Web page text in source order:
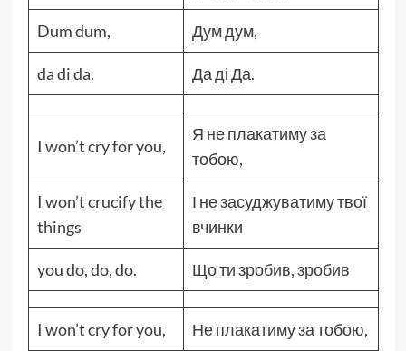
Dum dum, Дум дум,
da di da. Да ді Да.
I won’t cry for you,
Я не плакатиму за
тобою,
I won’t crucify the
things
І не засуджуватиму твої
вчинки
you do, do, do. Що ти зробив, зробив
I won’t cry for you, Не плакатиму за тобою,